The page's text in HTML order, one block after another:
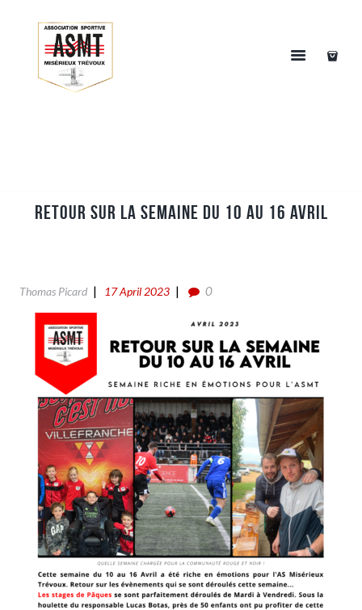
Retour sur la semaine du 10 au 16 Avril
Thomas Picard 17 April 2023 0